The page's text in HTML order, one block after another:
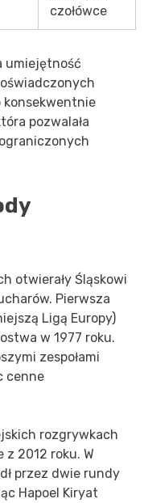
czołówce
umiejętność
konsekwentnie
pozwalała
otwierały Śląskowi
Pierwsza
Ligą Europy)
w 1977 roku.
zespołami
cenne
rozgrywkach
2012 roku. W
przez dwie rundy
Hapoel Kiryat